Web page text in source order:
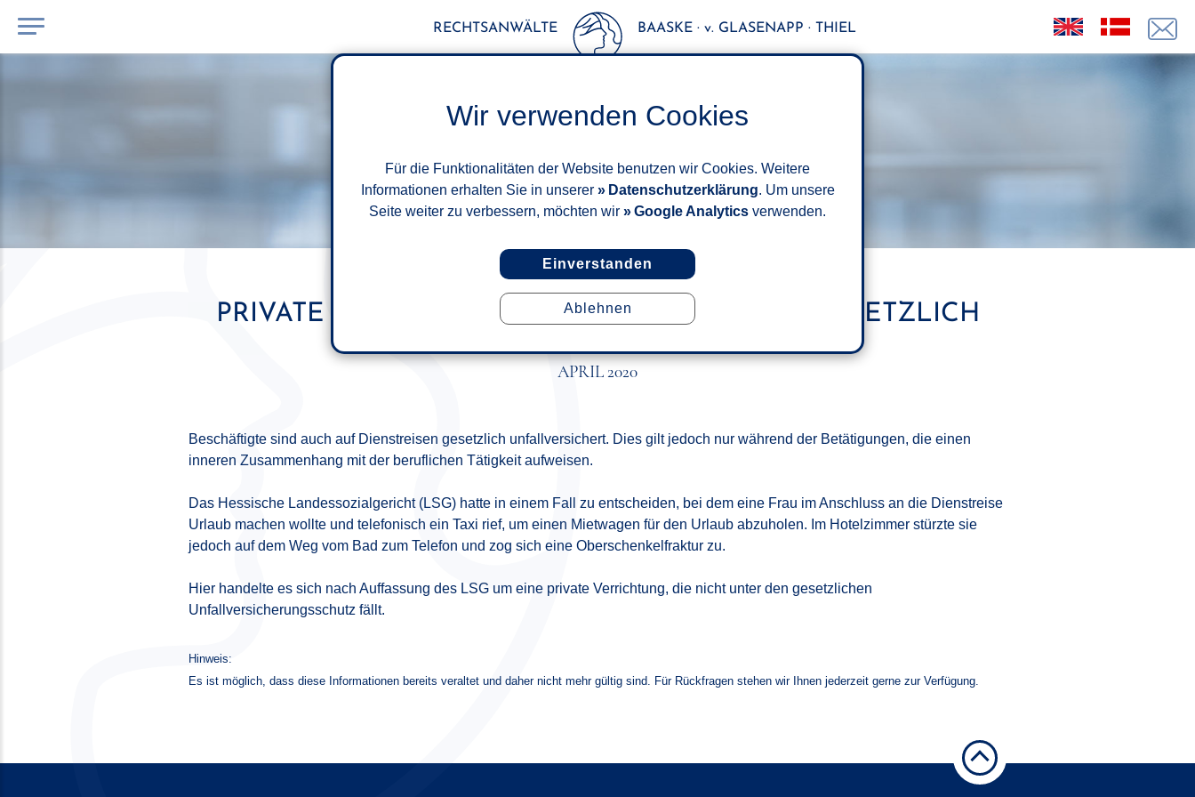
Wir verwenden Cookies
Für die Funktionalitäten der Website benutzen wir Cookies. Weitere
Informationen erhalten Sie in unserer
Datenschutzerklärung. Um unsere
Seite weiter zu verbessern, möchten wir
Google Analytics verwenden.
Einverstanden
Ablehnen
RECHTSANWÄLTE BAASKE · v. GLASENAPP · THIEL
PRIVATE TÄTIGKEIT AUF DIENSTREISE NICHT GESETZLICH
APRIL 2020
Beschäftigte sind auch auf Dienstreisen gesetzlich unfallversichert. Dies gilt jedoch nur während der Betätigungen, die einen
inneren Zusammenhang mit der beruflichen Tätigkeit aufweisen.
Das Hessische Landessozialgericht (LSG) hatte in einem Fall zu entscheiden, bei dem eine Frau im Anschluss an die Dienstreise
Urlaub machen wollte und telefonisch ein Taxi rief, um einen Mietwagen für den Urlaub abzuholen. Im Hotelzimmer stürzte sie
jedoch auf dem Weg vom Bad zum Telefon und zog sich eine Oberschenkelfraktur zu.
Hier handelte es sich nach Auffassung des LSG um eine private Verrichtung, die nicht unter den gesetzlichen
Unfallversicherungsschutz fällt.
Hinweis:
Es ist möglich, dass diese Informationen bereits veraltet und daher nicht mehr gültig sind. Für Rückfragen stehen wir Ihnen jederzeit gerne zur Verfügung.